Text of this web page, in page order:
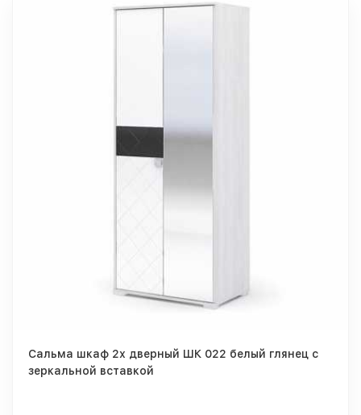
Сальма шкаф 2х дверный ШК 022 белый глянец с
зеркальной вставкой